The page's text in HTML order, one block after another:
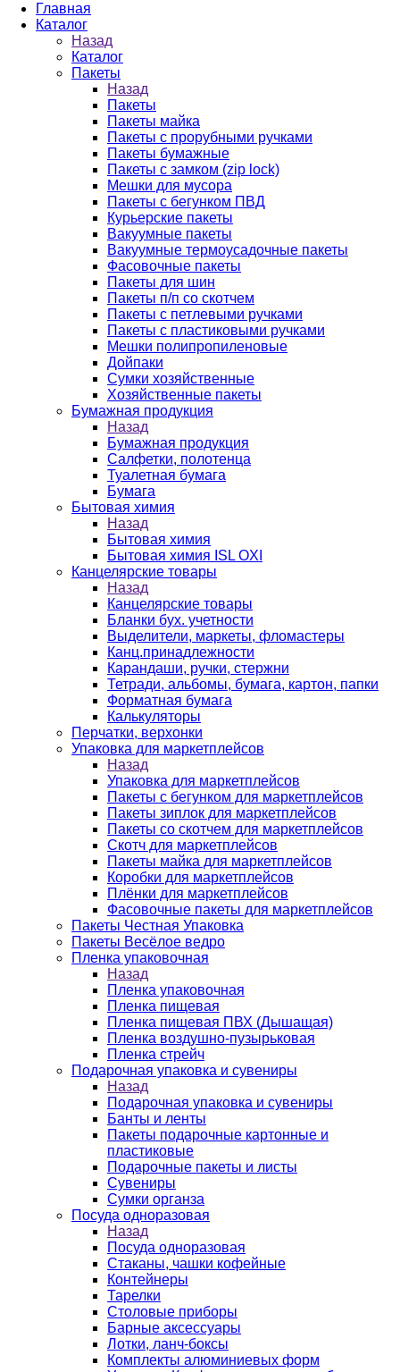
Главная
Каталог
Назад
Каталог
Пакеты
Назад
Пакеты
Пакеты майка
Пакеты с прорубными ручками
Пакеты бумажные
Пакеты с замком (zip lock)
Мешки для мусора
Пакеты с бегунком ПВД
Курьерские пакеты
Вакуумные пакеты
Вакуумные термоусадочные пакеты
Фасовочные пакеты
Пакеты для шин
Пакеты п/п со скотчем
Пакеты с петлевыми ручками
Пакеты с пластиковыми ручками
Мешки полипропиленовые
Дойпаки
Сумки хозяйственные
Хозяйственные пакеты
Бумажная продукция
Назад
Бумажная продукция
Салфетки, полотенца
Туалетная бумага
Бумага
Бытовая химия
Назад
Бытовая химия
Бытовая химия ISL OXI
Канцелярские товары
Назад
Канцелярские товары
Бланки бух. учетности
Выделители, маркеты, фломастеры
Канц.принадлежности
Карандаши, ручки, стержни
Тетради, альбомы, бумага, картон, папки
Форматная бумага
Калькуляторы
Перчатки, верхонки
Упаковка для маркетплейсов
Назад
Упаковка для маркетплейсов
Пакеты с бегунком для маркетплейсов
Пакеты зиплок для маркетплейсов
Пакеты со скотчем для маркетплейсов
Скотч для маркетплейсов
Пакеты майка для маркетплейсов
Коробки для маркетплейсов
Плёнки для маркетплейсов
Фасовочные пакеты для маркетплейсов
Пакеты Честная Упаковка
Пакеты Весёлое ведро
Пленка упаковочная
Назад
Пленка упаковочная
Пленка пищевая
Пленка пищевая ПВХ (Дышащая)
Пленка воздушно-пузырьковая
Пленка стрейч
Подарочная упаковка и сувениры
Назад
Подарочная упаковка и сувениры
Банты и ленты
Пакеты подарочные картонные и
пластиковые
Подарочные пакеты и листы
Сувениры
Сумки органза
Посуда одноразовая
Назад
Посуда одноразовая
Стаканы, чашки кофейные
Контейнеры
Тарелки
Столовые приборы
Барные аксессуары
Лотки, ланч-боксы
Комплекты алюминиевых форм